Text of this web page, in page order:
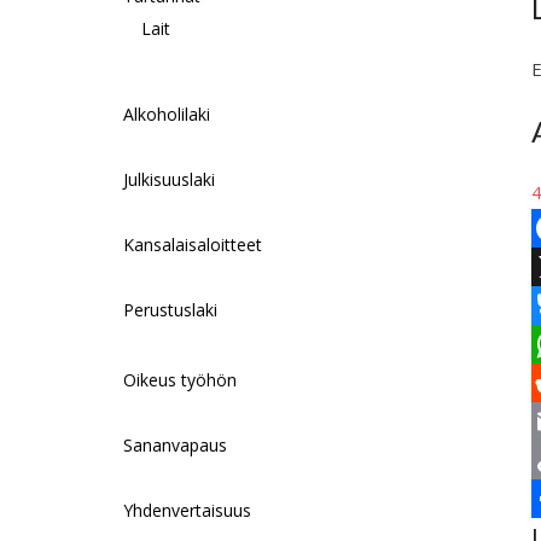
F
a
c
e
b
o
o
X
u
e
s
h
ae
d
E
C
Lait
Alkoholilaki
Julkisuuslaki
Kansalaisaloitteet
Perustuslaki
Oikeus työhön
Sananvapaus
Yhdenvertaisuus